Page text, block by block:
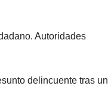
Autoridades
delincuente tras un